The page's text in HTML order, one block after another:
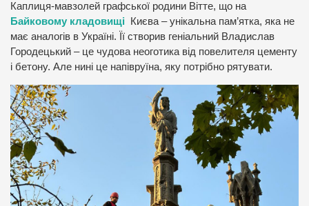
Каплиця-мавзолей графської родини Вітте, що на
Байковому кладовищі Києва – унікальна пам’ятка, яка не
має аналогів в Україні. Її створив геніальний Владислав
Городецький – це чудова неоготика від повелителя цементу
і бетону. Але нині це напівруїна, яку потрібно рятувати.